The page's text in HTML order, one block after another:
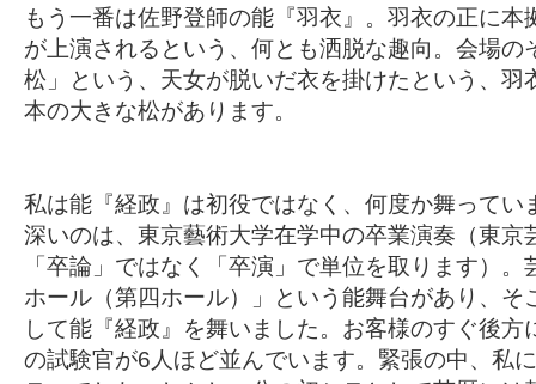
もう一番は佐野登師の能『羽衣』。羽衣の正に本
が上演されるという、何とも洒脱な趣向。会場の
松」という、天女が脱いだ衣を掛けたという、羽
本の大きな松があります。
私は能『経政』は初役ではなく、何度か舞ってい
深いのは、東京藝術大学在学中の卒業演奏（東京
「卒論」ではなく「卒演」で単位を取ります）
ホール（第四ホール）」という能舞台があり、そ
して能『経政』を舞いました。お客様のすぐ後方
の試験官が6人ほど並んでいます。緊張の中、私